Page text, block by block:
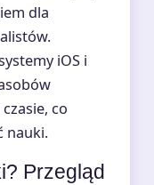
dla
iOS i
co
nauki.
Przegląd